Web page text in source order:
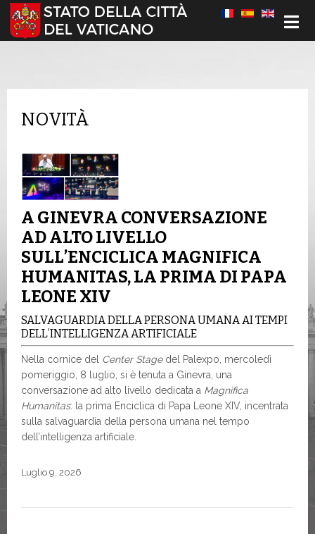
Seleziona la tua lingua
NOVITÀ
A GINEVRA CONVERSAZIONE
AD ALTO LIVELLO
SULL’ENCICLICA MAGNIFICA
HUMANITAS, LA PRIMA DI PAPA
LEONE XIV
SALVAGUARDIA DELLA PERSONA UMANA AI TEMPI
DELL’INTELLIGENZA ARTIFICIALE
Nella cornice del CenterStagedel Palexpo, mercoledì
pomeriggio, 8 luglio, si è tenuta a Ginevra, una
conversazione ad alto livello dedicata a Magnifica
Humanitas: la prima Enciclica di Papa Leone XIV, incentrata
sulla salvaguardia della persona umana nel tempo
dell’intelligenza artificiale.
Luglio 9, 2026